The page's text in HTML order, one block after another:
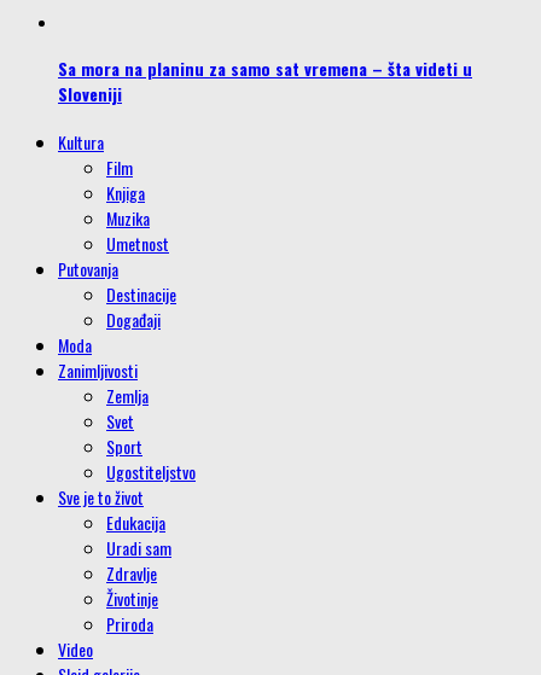
Sa mora na planinu za samo sat vremena – šta videti u
Sloveniji
Kultura
Film
Knjiga
Muzika
Umetnost
Putovanja
Destinacije
Događaji
Moda
Zanimljivosti
Zemlja
Svet
Sport
Ugostiteljstvo
Sve je to život
Edukacija
Uradi sam
Zdravlje
Životinje
Priroda
Video